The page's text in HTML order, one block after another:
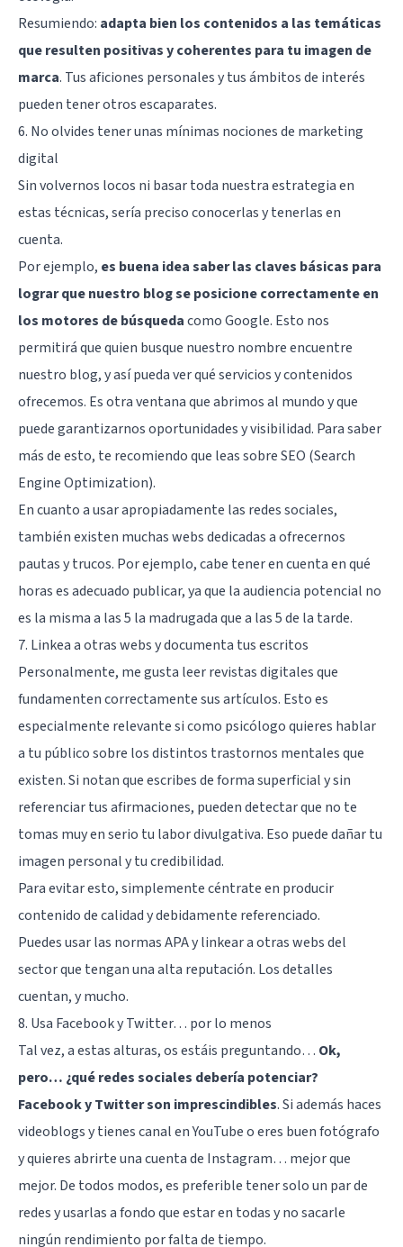
Resumiendo: adapta bien los contenidos a las temáticas
que resulten positivas y coherentes para tu imagen de
marca. Tus aficiones personales y tus ámbitos de interés
pueden tener otros escaparates.
6. No olvides tener unas mínimas nociones de marketing
digital
Sin volvernos locos ni basar toda nuestra estrategia en
estas técnicas, sería preciso conocerlas y tenerlas en
cuenta.
Por ejemplo, es buena idea saber las claves básicas para
lograr que nuestro blog se posicione correctamente en
los motores de búsquedacomo Google. Esto nos
permitirá que quien busque nuestro nombre encuentre
nuestro blog, y así pueda ver qué servicios y contenidos
ofrecemos. Es otra ventana que abrimos al mundo y que
puede garantizarnos oportunidades y visibilidad. Para saber
más de esto, te recomiendo que leas sobre SEO (Search
Engine Optimization).
En cuanto a usar apropiadamente las redes sociales,
también existen muchas webs dedicadas a ofrecernos
pautas y trucos. Por ejemplo, cabe tener en cuenta en qué
horas es adecuado publicar, ya que la audiencia potencial no
es la misma a las 5 la madrugada que a las 5 de la tarde.
7. Linkea a otras webs y documenta tus escritos
Personalmente, me gusta leer revistas digitales que
fundamenten correctamente sus artículos. Esto es
especialmente relevante si como psicólogo quieres hablar
a tu público sobre los distintos trastornos mentalesque
existen. Si notan que escribes de forma superficial y sin
referenciar tus afirmaciones, pueden detectar que no te
tomas muy en serio tu labor divulgativa. Eso puede dañar tu
imagen personal y tu credibilidad.
Para evitar esto, simplemente céntrate en producir
contenido de calidad y debidamente referenciado.
Puedesusar las normas APAy linkear a otras webs del
sector que tengan una alta reputación. Los detalles
cuentan, y mucho.
8. Usa Facebook y Twitter… por lo menos
Tal vez, a estas alturas, os estáis preguntando… Ok,
pero… ¿qué redes sociales debería potenciar?
Facebook y Twitter son imprescindibles. Si además haces
videoblogs y tienes canal en YouTube o eres buen fotógrafo
y quieres abrirte una cuenta de Instagram… mejor que
mejor. De todos modos, es preferible tener solo un par de
redes y usarlas a fondo que estar en todas y no sacarle
ningún rendimiento por falta de tiempo.